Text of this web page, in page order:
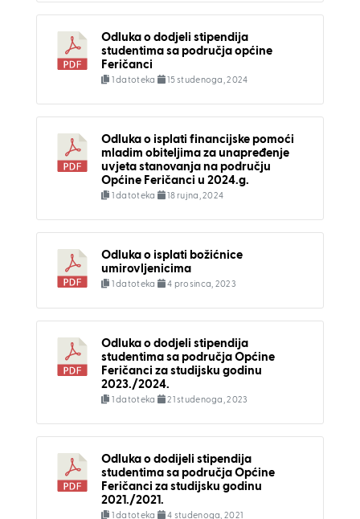
Odluka o dodjeli stipendija
studentima sa područja općine
Feričanci
1 datoteka 15 studenoga, 2024
Odluka o isplati financijske pomoći
mladim obiteljima za unapređenje
uvjeta stanovanja na području
Općine Feričanci u 2024.g.
1 datoteka 18 rujna, 2024
Odluka o isplati božićnice
umirovljenicima
1 datoteka 4 prosinca, 2023
Odluka o dodjeli stipendija
studentima sa područja Općine
Feričanci za studijsku godinu
2023./2024.
1 datoteka 21 studenoga, 2023
Odluka o dodijeli stipendija
studentima sa područja Općine
Feričanci za studijsku godinu
2021./2021.
1 datoteka 4 studenoga, 2021